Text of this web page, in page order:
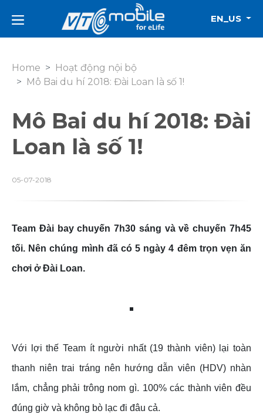
EN_US
Home
Hoạt động nội bộ
Mô Bai du hí 2018: Đài Loan là số 1!
Mô Bai du hí 2018: Đài
Loan là số 1!
05-07-2018
Team Đài bay chuyến 7h30 sáng và về chuyến 7h45
tối. Nên chúng mình đã có 5 ngày 4 đêm trọn vẹn ăn
chơi ở Đài Loan.
Với lợi thế Team ít người nhất (19 thành viên) lại toàn
thanh niên trai tráng nên hướng dẫn viên (HDV) nhàn
lắm, chẳng phải trông nom gì. 100% các thành viên đều
đúng giờ và không bò lạc đi đâu cả.